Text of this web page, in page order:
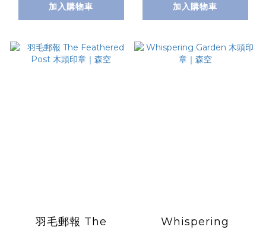
加入購物車 加入購物車
羽毛郵報 The
Whispering